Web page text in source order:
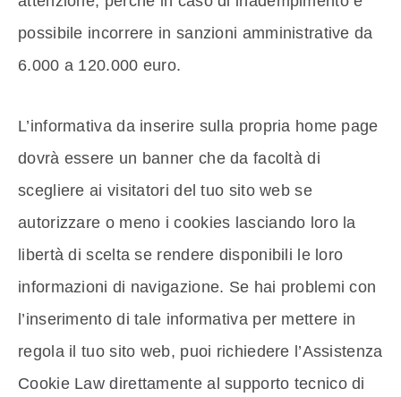
possibile incorrere in sanzioni amministrative da
6.000 a 120.000 euro.
L’informativa da inserire sulla propria home page
dovrà essere un banner che da facoltà di
scegliere ai visitatori del tuo sito web se
autorizzare o meno i cookies lasciando loro la
libertà di scelta se rendere disponibili le loro
informazioni di navigazione. Se hai problemi con
l’inserimento di tale informativa per mettere in
regola il tuo sito web, puoi richiedere l’Assistenza
Cookie Law direttamente al supporto tecnico di